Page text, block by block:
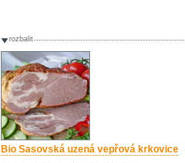
rozbalit
Bio Sasovská uzená vepřová krkovice